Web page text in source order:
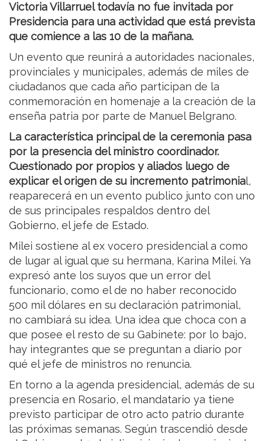
Victoria Villarruel todavía no fue invitada por
Presidencia para una actividad que está prevista
que comience a las 10 de la mañana.
Un evento que reunirá a autoridades nacionales,
provinciales y municipales, además de miles de
ciudadanos que cada año participan de la
conmemoración en homenaje a la creación de la
enseña patria por parte de Manuel Belgrano.
La característica principal de la ceremonia pasa
por la presencia del ministro coordinador.
Cuestionado por propios y aliados luego de
explicar el origen de su incremento patrimonial,
reaparecerá en un evento publico junto con uno
de sus principales respaldos dentro del
Gobierno, el jefe de Estado.
Milei sostiene al ex vocero presidencial a como
de lugar al igual que su hermana, Karina Milei. Ya
expresó ante los suyos que un error del
funcionario, como el de no haber reconocido
500 mil dólares en su declaración patrimonial,
no cambiará su idea. Una idea que choca con a
que posee el resto de su Gabinete: por lo bajo,
hay integrantes que se preguntan a diario por
qué el jefe de ministros no renuncia.
En torno a la agenda presidencial, además de su
presencia en Rosario, el mandatario ya tiene
previsto participar de otro acto patrio durante
las próximas semanas. Según trascendió desde